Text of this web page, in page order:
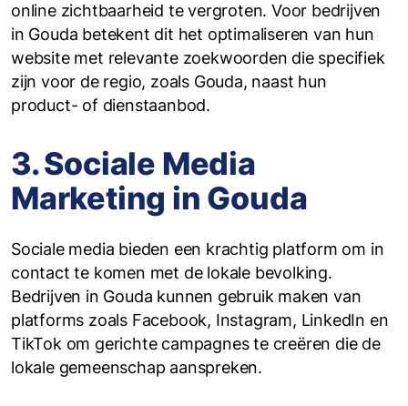
online zichtbaarheid te vergroten. Voor bedrijven
in Gouda betekent dit het optimaliseren van hun
website met relevante zoekwoorden die specifiek
zijn voor de regio, zoals Gouda, naast hun
product- of dienstaanbod.
3. Sociale Media
Marketing in Gouda
Sociale media bieden een krachtig platform om in
contact te komen met de lokale bevolking.
Bedrijven in Gouda kunnen gebruik maken van
platforms zoals Facebook, Instagram, LinkedIn en
TikTok om gerichte campagnes te creëren die de
lokale gemeenschap aanspreken.